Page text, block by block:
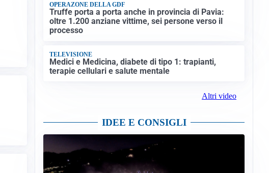
OPERAZONE DELLA GDF
Truffe porta a porta anche in provincia di Pavia:
oltre 1.200 anziane vittime, sei persone verso il
processo
TELEVISIONE
Medici e Medicina, diabete di tipo 1: trapianti,
terapie cellulari e salute mentale
Altri video
IDEE E CONSIGLI